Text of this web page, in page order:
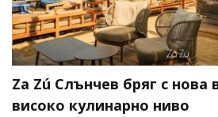
Za Zú Слънчев бряг с
високо кулинарно ниво